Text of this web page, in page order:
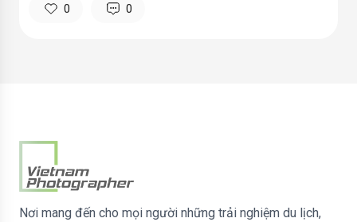
0 0
Nơi mang đến cho mọi người những trải nghiệm du lịch,